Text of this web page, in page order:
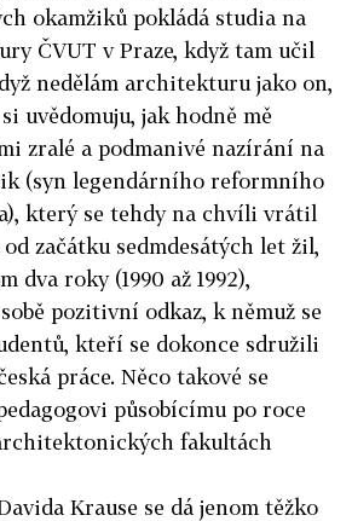
okamžiků pokládá studia na
ČVUT v Praze, když tam učil
nedělám architekturu jako on,
uvědomuju, jak hodně mě
zralé a podmanivé nazírání na
(syn legendárního reformního
který se tehdy na chvíli vrátil
od začátku sedmdesátých let žil,
dva roky (1990 až 1992),
pozitivní odkaz, k němuž se
kteří se dokonce sdružili
práce. Něco takové se
působícímu po roce
fakultách
Krause se dá jenom těžko